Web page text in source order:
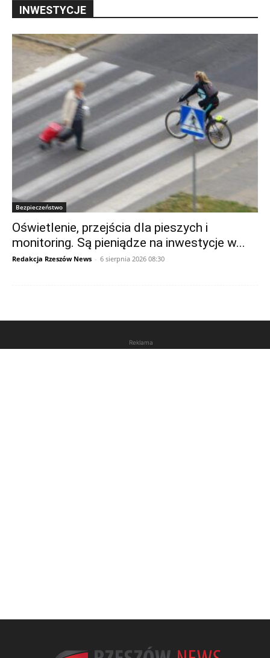
INWESTYCJE
Bezpieczeństwo
Oświetlenie, przejścia dla pieszych i
monitoring. Są pieniądze na inwestycje w...
Redakcja Rzeszów News - 6 sierpnia 2026 08:30
Reklama